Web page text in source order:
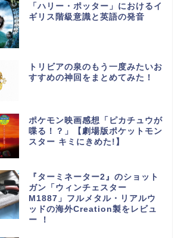
「ハリー・ポッター」におけるイ
ギリス階級意識と英語の発音
トリビアの泉のもう一度みたいお
すすめの神回をまとめてみた！
ポケモン映画感想「ピカチュウが
喋る！？」【劇場版ポケットモン
スター キミにきめた!】
『ターミネーター2』のショット
ガン「ウィンチェスター
M1887」フルメタル・リアルウ
ッドの海外Creation製をレビュ
ー ！